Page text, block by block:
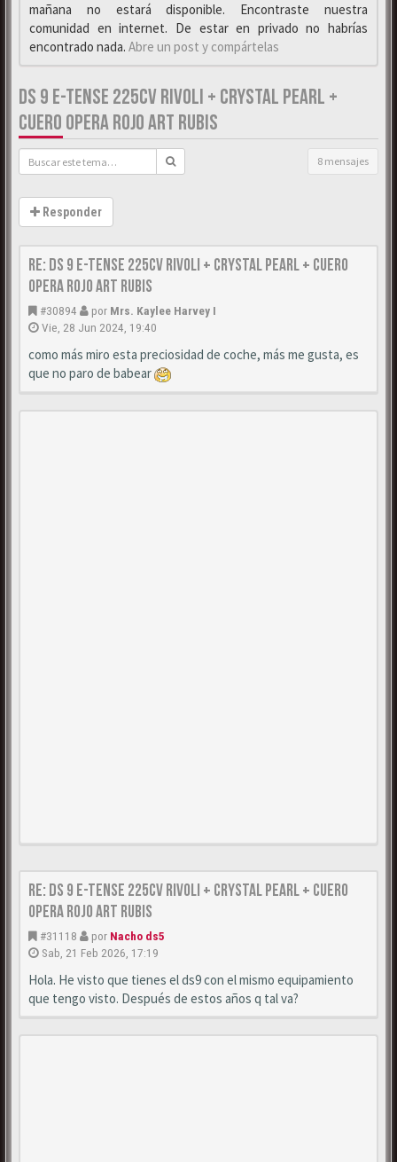
mañana no estará disponible. Encontraste nuestra
comunidad en internet. De estar en privado no habrías
encontrado nada. Abre un post y compártelas
DS 9 E-TENSE 225CV RIVOLI + CRYSTAL PEARL +
CUERO OPERA ROJO ART RUBIS
8 mensajes
Responder
Re: DS 9 E-Tense 225cv Rivoli + Crystal Pearl + Cuero
Opera Rojo Art Rubis
#30894 por Mrs. Kaylee Harvey I
Vie, 28 Jun 2024, 19:40
como más miro esta preciosidad de coche, más me gusta, es
que no paro de babear
Re: DS 9 E-Tense 225cv Rivoli + Crystal Pearl + Cuero
Opera Rojo Art Rubis
#31118 por Nacho ds5
Sab, 21 Feb 2026, 17:19
Hola. He visto que tienes el ds9 con el mismo equipamiento
que tengo visto. Después de estos años q tal va?